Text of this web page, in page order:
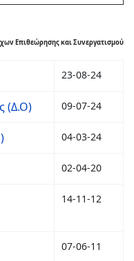
Επιθεώρησης και Συνεργατισμού
23-08-24
(Δ.Ο) 09-07-24
04-03-24
02-04-20
14-11-12
07-06-11